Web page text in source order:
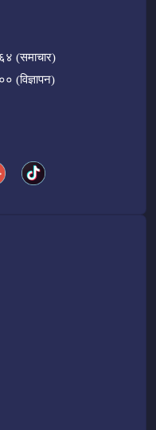
(समाचार)